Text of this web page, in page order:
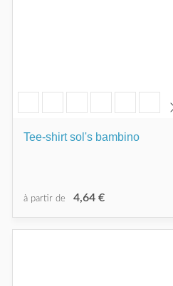
Tee-shirt sol's bambino
à partir de 4,64 €